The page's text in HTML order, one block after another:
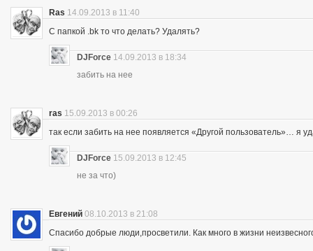
Ras 14.09.2013 в 11:40
С папкой .bk то что делать? Удалять?
DJForce 14.09.2013 в 18:34
забить на нее
ras 15.09.2013 в 00:26
так если забить на нее появляется «Другой пользователь»… я
DJForce 15.09.2013 в 12:45
не за что)
Евгений 08.10.2013 в 21:08
Спасибо добрые люди,просветили. Как много в жизни